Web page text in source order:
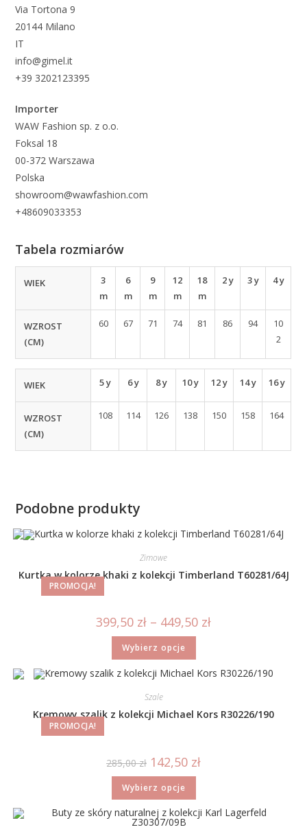
Via Tortona 9
20144 Milano
IT
info@gimel.it
+39 3202123395
Importer
WAW Fashion sp. z o.o.
Foksal 18
00-372 Warszawa
Polska
showroom@wawfashion.com
+48609033353
Tabela rozmiarów
WIEK
3
m
6
m
9
m
12
m
18
m
2 y 3 y 4 y
WZROST
(CM)
60 67 71 74 81 86 94
10
2
WIEK 5 y 6 y 8 y 10 y 12 y 14 y 16 y
WZROST
(CM)
108 114 126 138 150 158 164
Podobne produkty
PROMOCJA!
Zimowe
Kurtka w kolorze khaki z kolekcji Timberland T60281/64J
399,50 zł – 449,50 zł
Wybierz opcje
PROMOCJA!
Szale
Kremowy szalik z kolekcji Michael Kors R30226/190
285,00zł 142,50 zł
Wybierz opcje